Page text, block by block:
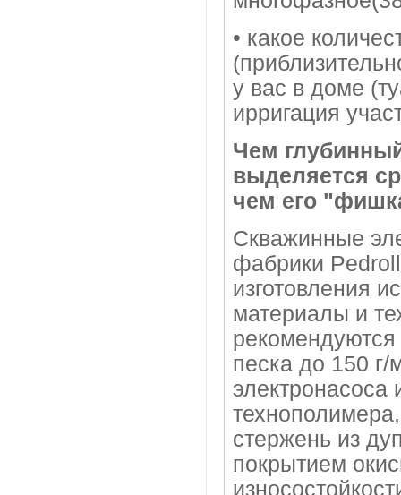
• какое
у вас в доме
ирригация
Чем
выделяется
чем его
Скважинные
фабрики
изготовления
материалы и
песка до 150
электронасоса
стержень из
покрытием